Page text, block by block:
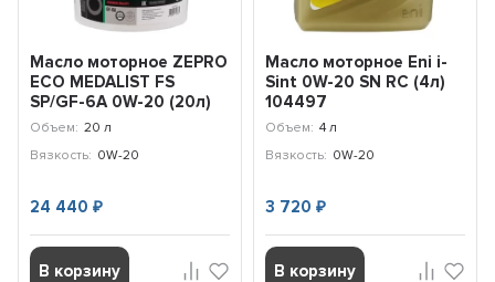
Масло моторное ZEPRO
ECO MEDALIST FS
SP/GF-6A 0W-20 (20л)
4250-020-0
Объем: 20 л
Вязкость: 0W-20
24 440₽
В корзину
Масло моторное Eni i-
Sint 0W-20 SN RC (4л)
104497
Объем: 4 л
Вязкость: 0W-20
3 720 ₽
В корзину